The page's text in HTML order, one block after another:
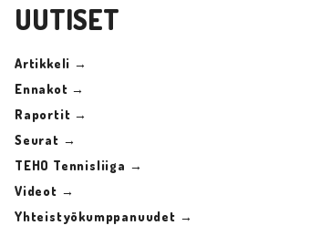
UUTISET
Artikkeli →
Ennakot →
Raportit →
Seurat →
TEHO Tennisliiga →
Videot →
Yhteistyökumppanuudet →